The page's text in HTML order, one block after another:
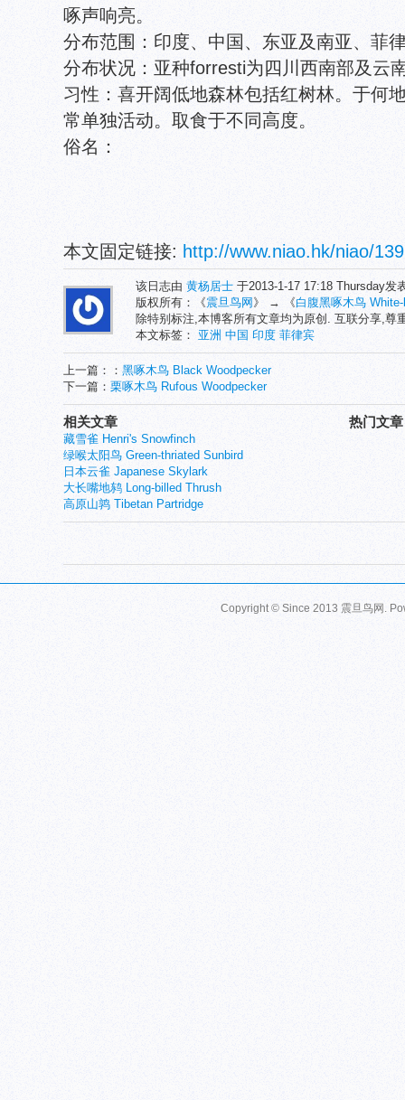
啄声响亮。
分布范围：印度、中国、东亚及南亚、菲
分布状况：亚种forresti为四川西南部及云
习性：喜开阔低地森林包括红树林。于何
常单独活动。取食于不同高度。
俗名：
本文固定链接: http://www.niao.hk/niao/
该日志由 黄杨居士 于2013-1-17 17:18 Thursday发
版权所有：《震旦鸟网 》 → 《白腹黑啄木鸟
除特别标注,本博客所有文章均为原创. 互联分享,尊
本文标签： 亚洲 中国 印度 菲律宾
上一篇：： 黑啄木鸟 Black Woodpecker
下一篇： 栗啄木鸟 Rufous Woodpecker
热门文章
相关文章
藏雪雀 Henri's Snowfinch
绿喉太阳鸟 Green-thriated Sunbird
日本云雀 Japanese Skylark
大长嘴地鸫 Long-billed Thrush
高原山鹑 Tibetan Partridge
Copyright © Since 2013 震旦鸟网 .